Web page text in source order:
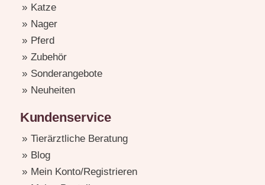
Katze
Nager
Pferd
Zubehör
Sonderangebote
Neuheiten
Kundenservice
Tierärztliche Beratung
Blog
Mein Konto/Registrieren